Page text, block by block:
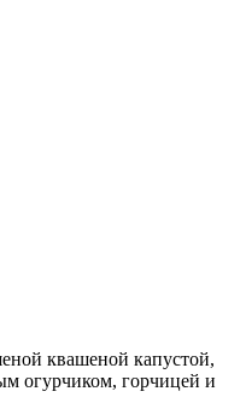
квашеной капустой,
огурчиком, горчицей и